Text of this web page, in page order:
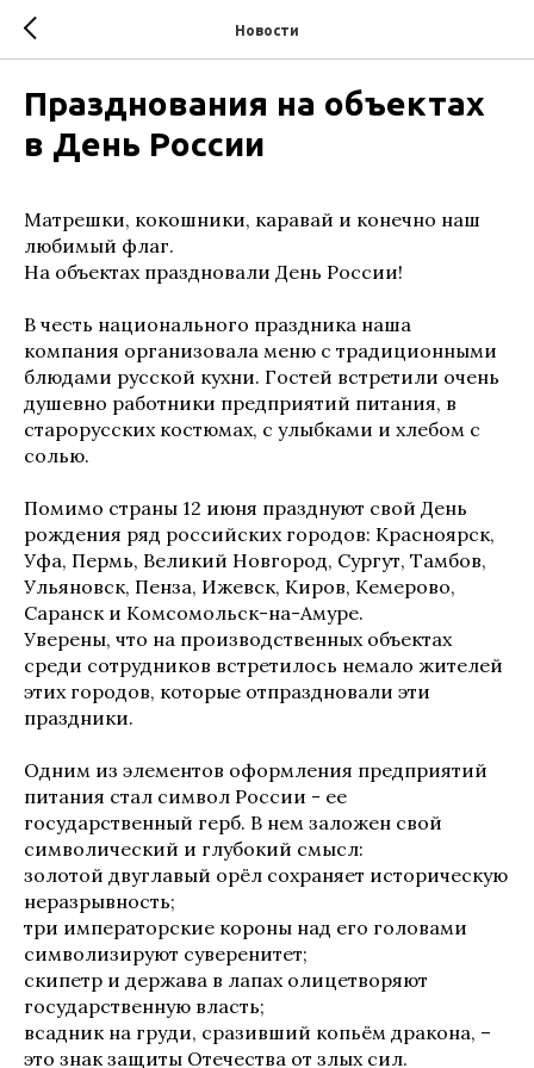
Новости
Празднования на объектах
в День России
Матрешки, кокошники, каравай и конечно наш
любимый флаг.
На объектах праздновали День России!
В честь национального праздника наша
компания организовала меню с традиционными
блюдами русской кухни. Гостей встретили очень
душевно работники предприятий питания, в
старорусских костюмах, с улыбками и хлебом с
солью.
Помимо страны 12 июня празднуют свой День
рождения ряд российских городов: Красноярск,
Уфа, Пермь, Великий Новгород, Сургут, Тамбов,
Ульяновск, Пенза, Ижевск, Киров, Кемерово,
Саранск и Комсомольск-на-Амуре.
Уверены, что на производственных объектах
среди сотрудников встретилось немало жителей
этих городов, которые отпраздновали эти
праздники.
Одним из элементов оформления предприятий
питания стал символ России - ее
государственный герб. В нем заложен свой
символический и глубокий смысл:
золотой двуглавый орёл сохраняет историческую
неразрывность;
три императорские короны над его головами
символизируют суверенитет;
скипетр и держава в лапах олицетворяют
государственную власть;
всадник на груди, сразивший копьём дракона, –
это знак защиты Отечества от злых сил.